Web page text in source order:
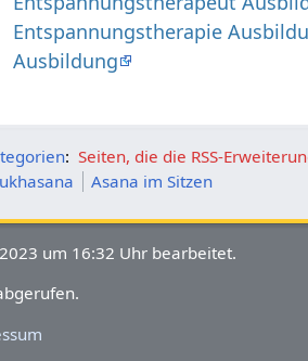
Entspannungstherapie
Ausbildung
: Seiten, die die RSS-
Asana im Sitzen
um 16:32 Uhr bearbeitet.